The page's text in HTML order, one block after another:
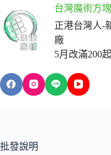
至
主
容
台灣魔術方
正港台灣人-
廠
5月改滿200
批發說明